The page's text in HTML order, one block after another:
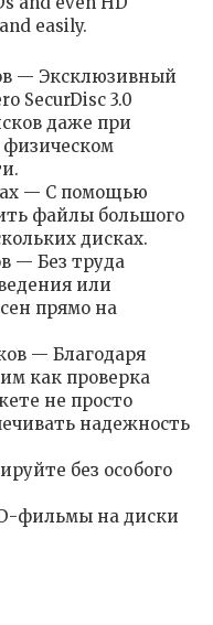
easily.
— Эксклюзивный
SecurDisc 3.0
даже при
— С помощью
файлы большого
дисках.
— Без труда
или
прямо на
— Благодаря
как проверка
не просто
надежность
без особого
фильмы на диски